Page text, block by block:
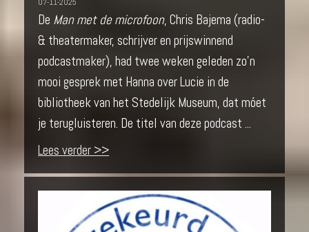
De Man met de microfoon, Chris Bajema (radio-
& theatermaker, schrijver en prijswinnend
podcastmaker), had twee weken geleden zo’n
mooi gesprek met Hanna over Lucie in de
bibliotheek van het Stedelijk Museum, dat móet
je terugluisteren. De titel van deze podcast ...
Lees verder >>